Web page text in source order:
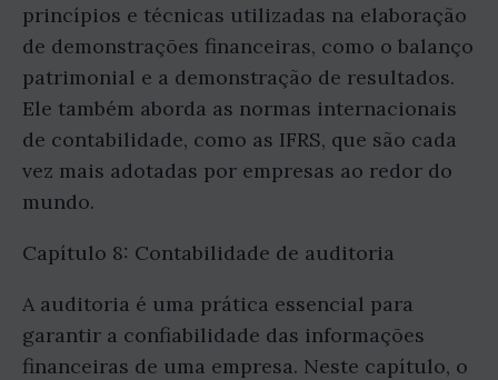
princípios e técnicas utilizadas na elaboração
de demonstrações financeiras, como o balanço
patrimonial e a demonstração de resultados.
Ele também aborda as normas internacionais
de contabilidade, como as IFRS, que são cada
vez mais adotadas por empresas ao redor do
mundo.
Capítulo 8: Contabilidade de auditoria
A auditoria é uma prática essencial para
garantir a confiabilidade das informações
financeiras de uma empresa. Neste capítulo, o